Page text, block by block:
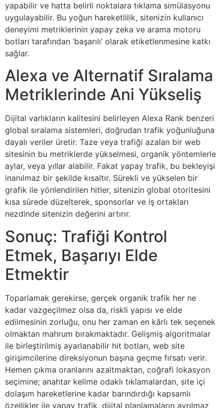
yapabilir ve hatta belirli noktalara tıklama simülasyonu
uygulayabilir. Bu yoğun hareketlilik, sitenizin kullanıcı
deneyimi metriklerinin yapay zeka ve arama motoru
botları tarafından ‘başarılı’ olarak etiketlenmesine katkı
sağlar.
Alexa ve Alternatif Sıralama
Metriklerinde Ani Yükseliş
Dijital varlıkların kalitesini belirleyen Alexa Rank benzeri
global sıralama sistemleri, doğrudan trafik yoğunluğuna
dayalı veriler üretir. Taze veya trafiği azalan bir web
sitesinin bu metriklerde yükselmesi, organik yöntemlerle
aylar, veya yıllar alabilir. Fakat yapay trafik, bu bekleyişi
inanılmaz bir şekilde kısaltır. Sürekli ve yükselen bir
grafik ile yönlendirilen hitler, sitenizin global otoritesini
kısa sürede düzelterek, sponsorlar ve iş ortakları
nezdinde sitenizin değerini artırır.
Sonuç: Trafiği Kontrol
Etmek, Başarıyı Elde
Etmektir
Toparlamak gerekirse, gerçek organik trafik her ne
kadar vazgeçilmez olsa da, riskli yapısı ve elde
edilmesinin zorluğu, onu her zaman en kârlı tek seçenek
olmaktan mahrum bırakmaktadır. Gelişmiş algoritmalar
ile birleştirilmiş ayarlanabilir hit botları, web site
girişimcilerine direksiyonun başına geçme fırsatı verir.
Hemen çıkma oranlarını azaltmaktan, coğrafi lokasyon
seçimine; anahtar kelime odaklı tıklamalardan, site içi
dolaşım hareketlerine kadar barındırdığı kapsamlı
özellikler ile yapay trafik, dijital planlamaların ayrılmaz